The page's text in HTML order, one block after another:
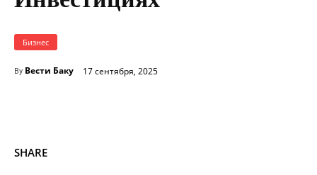
Бизнес
By Вести Баку 17 сентября, 2025
SHARE